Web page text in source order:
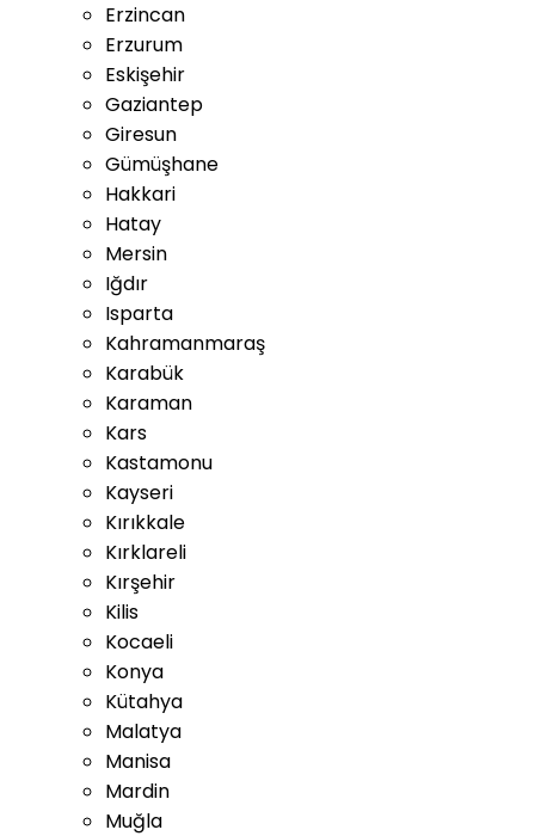
Erzincan
Erzurum
Eskişehir
Gaziantep
Giresun
Gümüşhane
Hakkari
Hatay
Mersin
Iğdır
Isparta
Kahramanmaraş
Karabük
Karaman
Kars
Kastamonu
Kayseri
Kırıkkale
Kırklareli
Kırşehir
Kilis
Kocaeli
Konya
Kütahya
Malatya
Manisa
Mardin
Muğla